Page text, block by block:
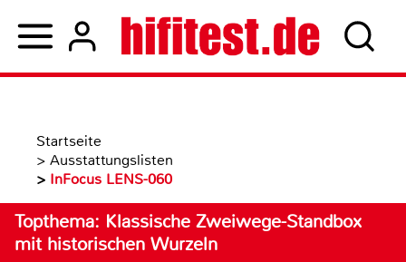
Startseite
> Ausstattungslisten
> InFocus LENS-060
Topthema: Klassische Zweiwege-Standbox
mit historischen Wurzeln